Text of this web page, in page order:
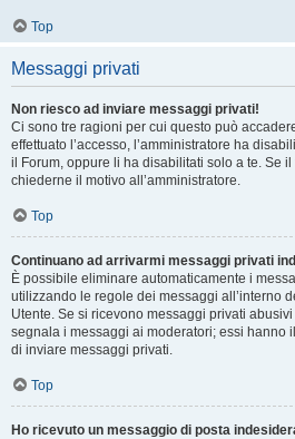
Top
Messaggi privati
Non riesco ad inviare messaggi privati!
Ci sono tre ragioni per cui questo può
effettuato l’accesso, l’amministratore ha
il Forum, oppure li ha disabilitati solo a te. Se il
chiederne il motivo all’amministratore.
Top
Continuano ad arrivarmi messaggi privati
È possibile eliminare automaticamente i
utilizzando le regole dei messaggi all’interno
Utente. Se si ricevono messaggi privati
segnala i messaggi ai moderatori; essi hanno
di inviare messaggi privati​​.
Top
Ho ricevuto un messaggio di posta